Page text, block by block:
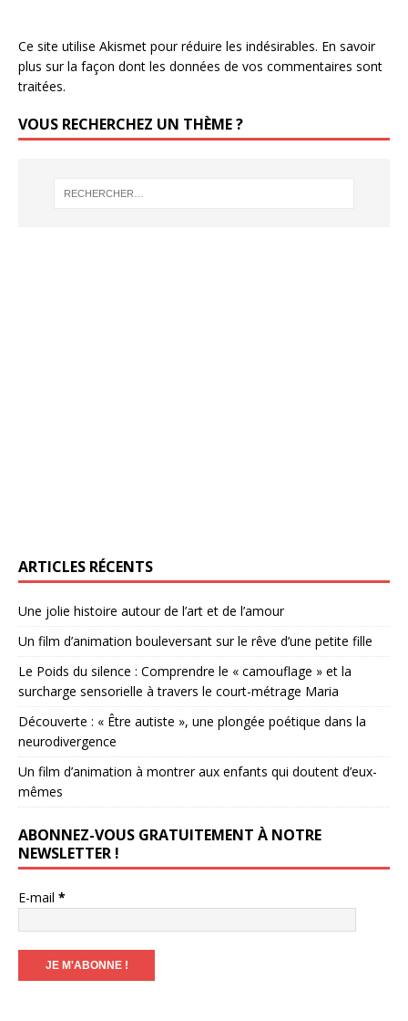
Ce site utilise Akismet pour réduire les indésirables. En savoir
plus sur la façon dont les données de vos commentaires sont
traitées.
VOUS RECHERCHEZ UN THÈME ?
ARTICLES RÉCENTS
Une jolie histoire autour de l’art et de l’amour
Un film d’animation bouleversant sur le rêve d’une petite fille
Le Poids du silence : Comprendre le « camouflage » et la
surcharge sensorielle à travers le court-métrage Maria
Découverte : « Être autiste », une plongée poétique dans la
neurodivergence
Un film d’animation à montrer aux enfants qui doutent d’eux-
mêmes
ABONNEZ-VOUS GRATUITEMENT À NOTRE
NEWSLETTER !
E-mail *